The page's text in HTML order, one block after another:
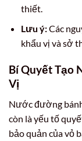
thiết.
Lưu ý:Các
khẩu vị và sở
Bí Quyết Tạo
Vị
Nước đường
còn là yếu tố
bảo quản của vỏ